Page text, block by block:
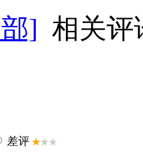
] 相关评